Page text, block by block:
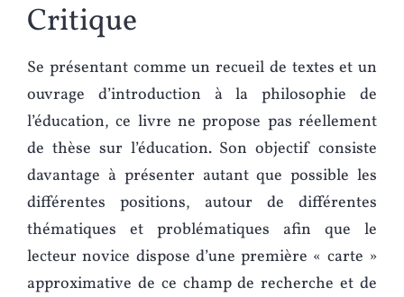
Critique
Se présentant comme un recueil de textes et un
ouvrage d’introduction à la philosophie de
l’éducation, ce livre ne propose pas réellement
de thèse sur l’éducation. Son objectif consiste
davantage à présenter autant que possible les
différentes positions, autour de différentes
thématiques et problématiques afin que le
lecteur novice dispose d’une première « carte »
approximative de ce champ de recherche et de